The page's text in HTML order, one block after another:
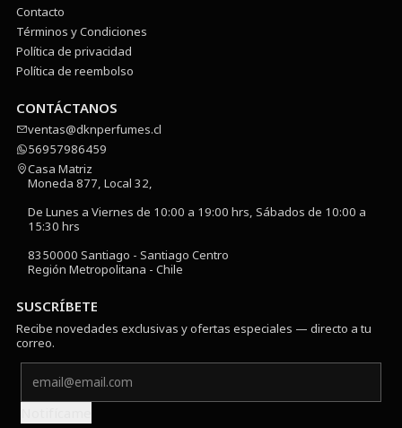
Contacto
Términos y Condiciones
Política de privacidad
Política de reembolso
CONTÁCTANOS
ventas@dknperfumes.cl
56957986459
Casa Matriz
Moneda 877, Local 32,
De Lunes a Viernes de 10:00 a 19:00 hrs, Sábados de 10:00 a
15:30 hrs
8350000 Santiago - Santiago Centro
Región Metropolitana - Chile
SUSCRÍBETE
Recibe novedades exclusivas y ofertas especiales — directo a tu
correo.